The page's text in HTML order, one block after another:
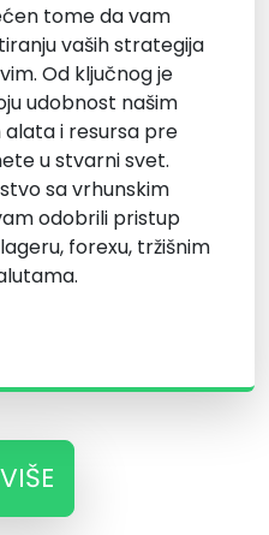
tome da vam
vaših strategija
Od ključnog je
udobnost našim
i resursa pre
u stvarni svet.
sa vrhunskim
odobrili pristup
forexu, tržišnim